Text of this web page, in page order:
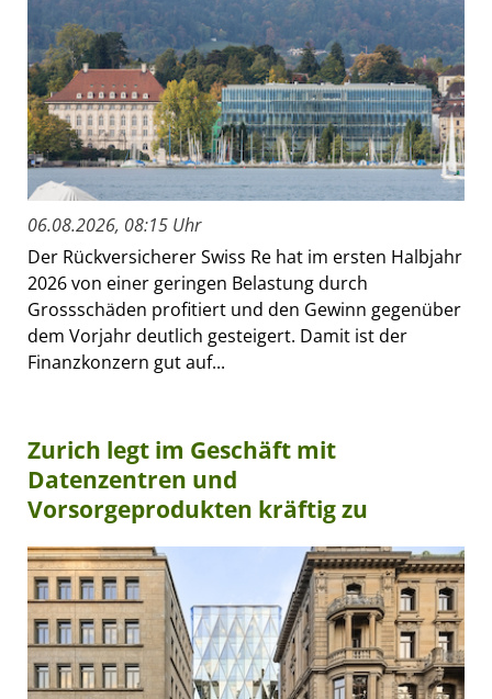
06.08.2026, 08:15 Uhr
Der Rückversicherer Swiss Re hat im ersten Halbjahr
2026 von einer geringen Belastung durch
Grossschäden profitiert und den Gewinn gegenüber
dem Vorjahr deutlich gesteigert. Damit ist der
Finanzkonzern gut auf...
Zurich legt im Geschäft mit
Datenzentren und
Vorsorgeprodukten kräftig zu